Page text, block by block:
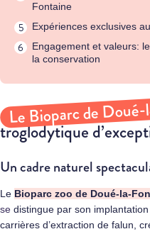
Fontaine
Expériences exclusives
Engagement et valeurs:
la conservation
Le Bioparc de
troglodytique
Un cadre naturel
Le Bioparc zoo de Doué-la-
se distingue par son
carrières d’extraction de falun,